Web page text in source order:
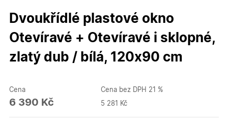
Dvoukřídlé plastové okno
Otevíravé + Otevíravé i sklopné,
zlatý dub / bílá, 120x90 cm
Cena
6 390 Kč
Cena bez DPH 21 %
5 281 Kč